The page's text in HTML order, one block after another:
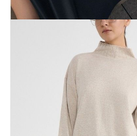
Джемпер женский CE LDK23130 23С-
Джемпер женский CE LDK23130 23С-
342,90 zł
DODAJ DO KOSZYKA